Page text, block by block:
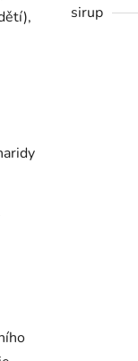
sirup